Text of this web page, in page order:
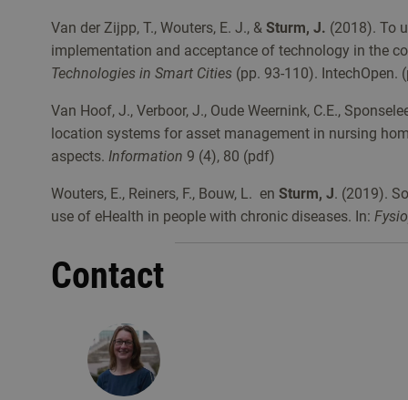
Van der Zijpp, T., Wouters, E. J., & Sturm, J. (2018). To
implementation and acceptance of technology in the
Technologies in Smart Cities (pp. 93-110). IntechOpen.
Van Hoof, J., Verboor, J., Oude Weernink, C.E.,
location systems for asset management in nursing
aspects. Information 9 (4), 80 (pdf)
Wouters, E., Reiners, F., Bouw, L. en Sturm, J. (2019).
use of eHealth in people with chronic diseases. In:
Contact